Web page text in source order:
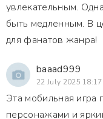
увлекательным.
быть медленным. В
для фанатов жанра!
baaad999
22 July 2025 18:17
Эта мобильная
персонажами и